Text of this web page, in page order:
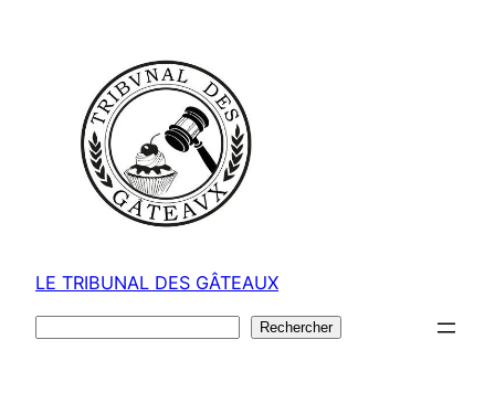
LE TRIBUNAL DES GÂTEAUX
Rechercher